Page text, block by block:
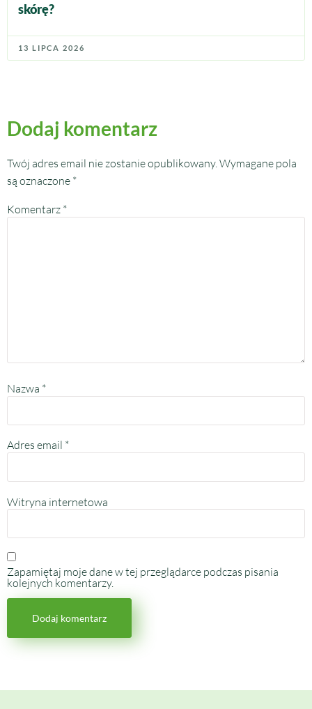
skórę?
13 LIPCA 2026
Dodaj komentarz
Twój adres email nie zostanie opublikowany. Wymagane pola
są oznaczone *
Komentarz *
Nazwa *
Adres email *
Witryna internetowa
Zapamiętaj moje dane w tej przeglądarce podczas pisania
kolejnych komentarzy.